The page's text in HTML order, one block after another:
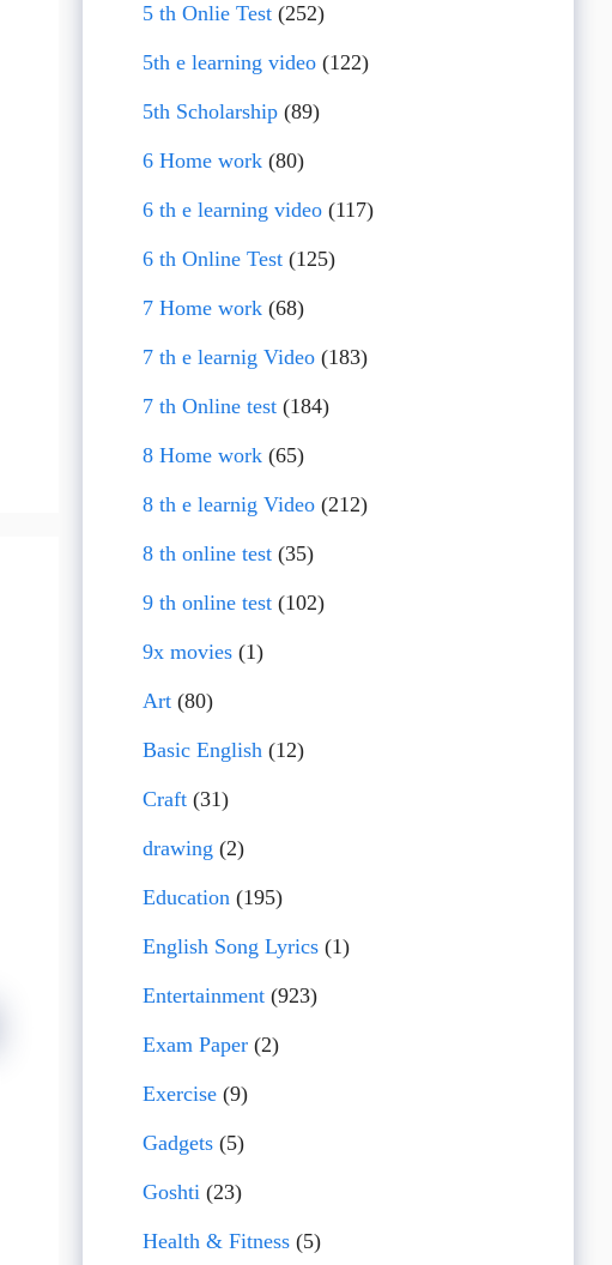
5 th Onlie Test (252)
5th e learning video (122)
5th Scholarship (89)
6 Home work (80)
6 th e learning video (117)
6 th Online Test (125)
7 Home work (68)
7 th e learnig Video (183)
7 th Online test (184)
8 Home work (65)
8 th e learnig Video (212)
8 th online test (35)
9 th online test (102)
9x movies (1)
Art (80)
Basic English (12)
Craft (31)
drawing (2)
Education (195)
English Song Lyrics (1)
Entertainment (923)
Exam Paper (2)
Exercise (9)
Gadgets (5)
Goshti (23)
Health & Fitness (5)